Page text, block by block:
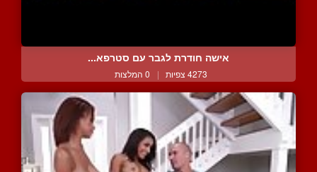
אישה חודרת לגבר עם סטרפא...
4273 צפיות | 0 המלצות